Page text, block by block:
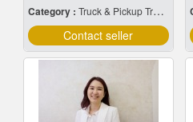
Category : Truck & Pickup Truck-Bodies & Roof Racks
Contact seller